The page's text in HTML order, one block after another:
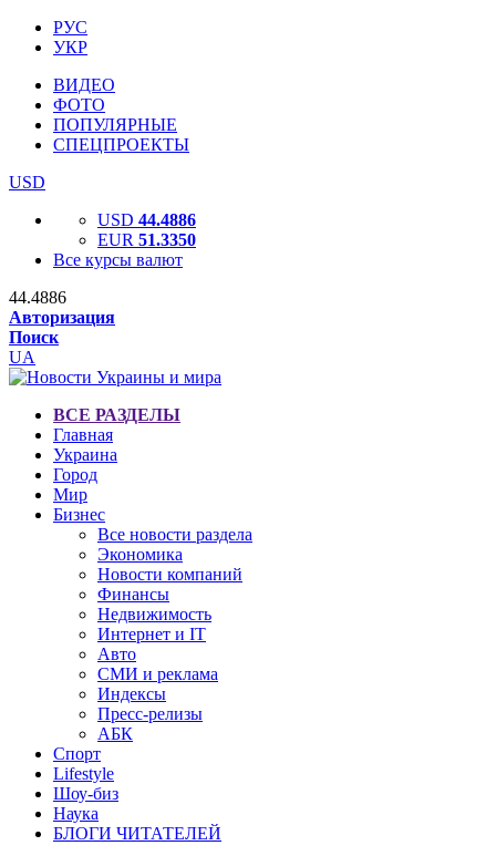
РУС
УКР
ВИДЕО
ФОТО
ПОПУЛЯРНЫЕ
СПЕЦПРОЕКТЫ
USD
USD 44.4886
EUR 51.3350
Все курсы валют
44.4886
Авторизация
Поиск
UA
ВСЕ РАЗДЕЛЫ
Главная
Украина
Город
Мир
Бизнес
Все новости раздела
Экономика
Новости компаний
Финансы
Недвижимость
Интернет и IT
Авто
СМИ и реклама
Индексы
Пресс-релизы
АБК
Спорт
Lifestyle
Шоу-биз
Наука
БЛОГИ ЧИТАТЕЛЕЙ